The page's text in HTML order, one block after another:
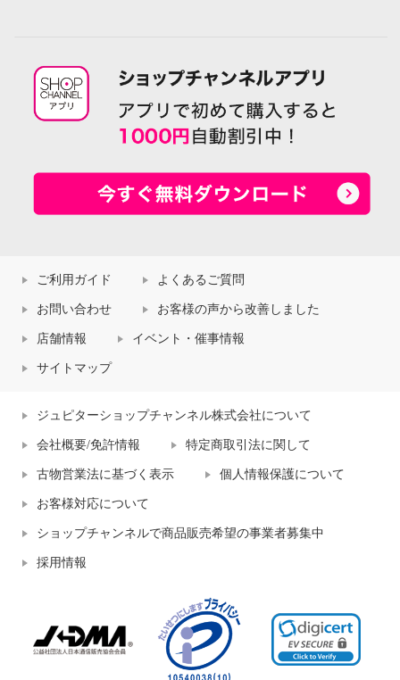
ご利用ガイド よくあるご質問
お問い合わせ お客様の声から改善しました
店舗情報 イベント・催事情報
サイトマップ
ジュピターショップチャンネル株式会社について
会社概要/免許情報 特定商取引法に関して
古物営業法に基づく表示 個人情報保護について
お客様対応について
ショップチャンネルで商品販売希望の事業者募集中
採用情報